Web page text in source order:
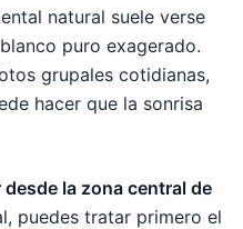
natural suele verse
puro exagerado.
grupales cotidianas,
hacer que la sonrisa
la zona central de
puedes tratar primero el